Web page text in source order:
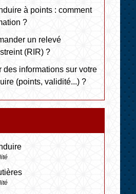
à points : comment
?
un relevé
(RIR) ?
des informations sur votre
(points, validité...) ?